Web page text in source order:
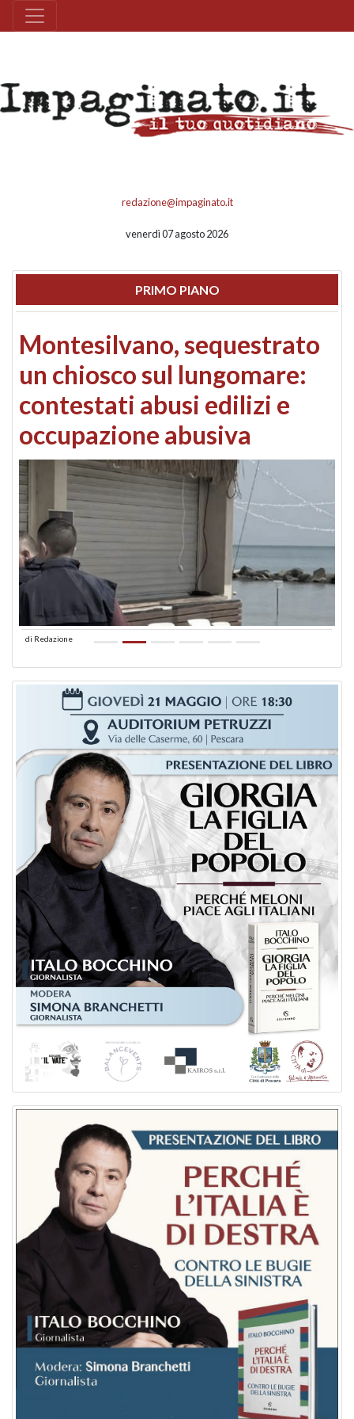
redazione@impaginato.it
venerdì 07 agosto 2026
PRIMO PIANO
Montesilvano, sequestrato
un chiosco sul lungomare:
contestati abusi edilizi e
occupazione abusiva
di Redazione